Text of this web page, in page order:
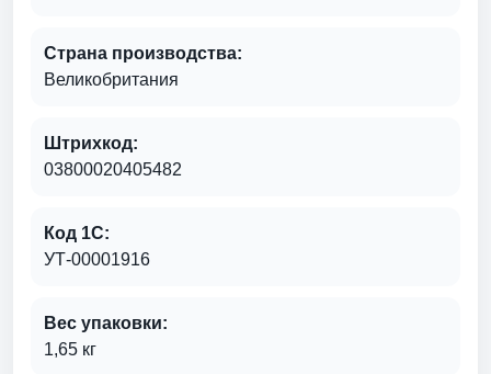
Страна производства:
Великобритания
Штрихкод:
03800020405482
Код 1С:
УТ-00001916
Вес упаковки:
1,65 кг